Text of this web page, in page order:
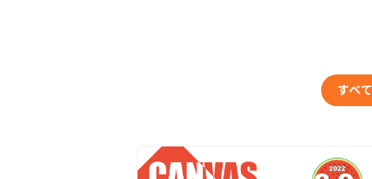
すべて